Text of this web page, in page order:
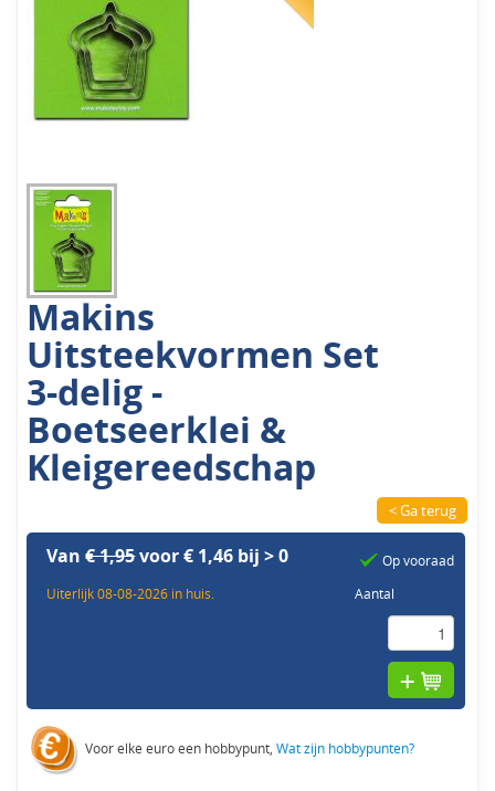
Makins
Uitsteekvormen Set
3-delig -
Boetseerklei &
Kleigereedschap
< Ga terug
Van€ 1,95voor € 1,46 bij > 0
Uiterlijk 08-08-2026 in huis.
Op vooraad
Aantal
Voor elke euro een hobbypunt,Wat zijn hobbypunten?